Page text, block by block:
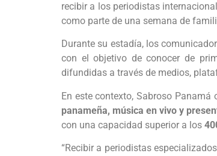
recibir a los periodistas
como parte de una semana de
Durante su estadía, los
con el objetivo de conocer de
difundidas a través de medios,
En este contexto, Sabroso
panameña, música en vivo y
con una capacidad superior a los
“Recibir a periodistas